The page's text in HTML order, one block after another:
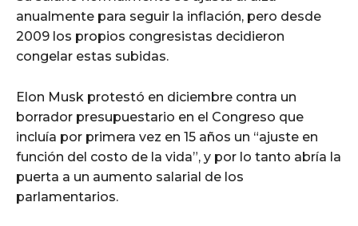
anualmente para seguir la inflación, pero desde
2009 los propios congresistas decidieron
congelar estas subidas.
Elon Musk protestó en diciembre contra un
borrador presupuestario en el Congreso que
incluía por primera vez en 15 años un “ajuste en
función del costo de la vida”, y por lo tanto abría la
puerta a un aumento salarial de los
parlamentarios.